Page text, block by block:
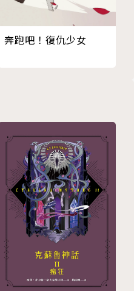
進寫作能力的秘訣。
，漂亮的句子，他人的生
需要的兩種能力
面上，重新得到理解跟新
最多的反饋或影響力？該
！
奔跑吧！復仇少女